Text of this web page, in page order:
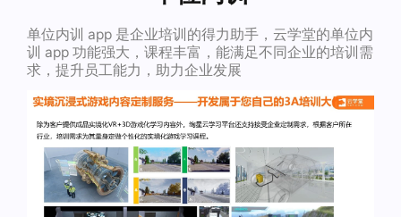
单位内训 app 是企业培训的得力助手，云学堂的单位内
训 app 功能强大，课程丰富，能满足不同企业的培训需
求，提升员工能力，助力企业发展